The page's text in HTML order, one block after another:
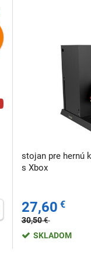
stojan pre hernú
s Xbox
27,60 €
30,50€
SKLADOM